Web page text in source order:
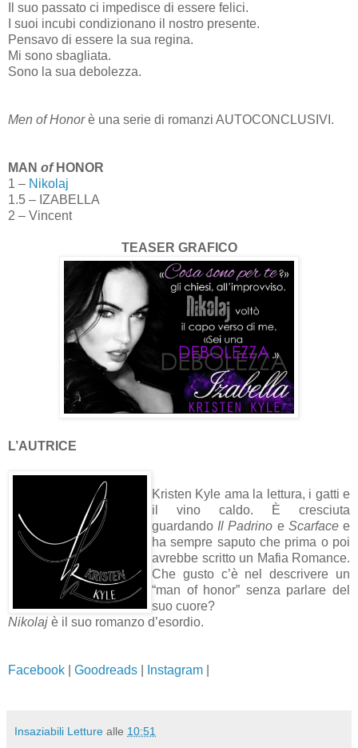
Il suo passato ci impedisce di essere felici.
I suoi incubi condizionano il nostro presente.
Pensavo di essere la sua regina.
Mi sono sbagliata.
Sono la sua debolezza.
Men of Honorè una serie di romanzi AUTOCONCLUSIVI.
MAN ofHONOR
1 – Nikolaj
1.5 – IZABELLA
2 – Vincent
TEASER GRAFICO
L’AUTRICE
Kristen Kyle ama la lettura, i gatti e
il vino caldo. È cresciuta
guardando Il Padrino e Scarfacee
ha sempre saputo che prima o poi
avrebbe scritto un Mafia Romance.
Che gusto c’è nel descrivere un
“man of honor” senza parlare del
suo cuore?
Nikolaj è il suo romanzo d’esordio.
Facebook Goodreads Instagram
Insaziabili Letture alle 10:51